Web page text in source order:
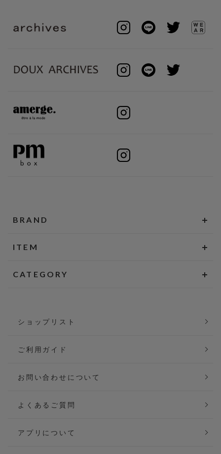
BRAND
ITEM
CATEGORY
ショップリスト
ご利用ガイド
お問い合わせについて
よくあるご質問
アプリについて